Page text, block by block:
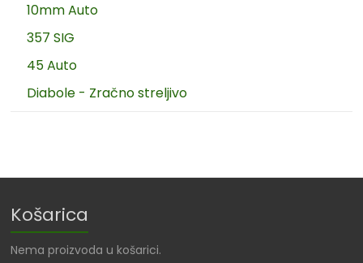
10mm Auto
357 SIG
45 Auto
Diabole - Zračno streljivo
Košarica
Nema proizvoda u košarici.